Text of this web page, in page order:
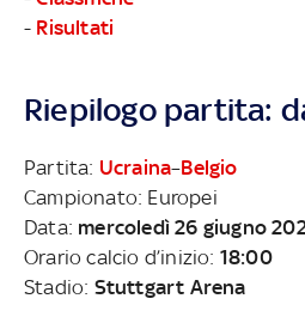
- Risultati
Riepilogo partita:
Partita: Ucraina–Belgio
Campionato: Europei
Data: mercoledì 26 giugno
Orario calcio d’inizio: 18:00
Stadio: Stuttgart Arena